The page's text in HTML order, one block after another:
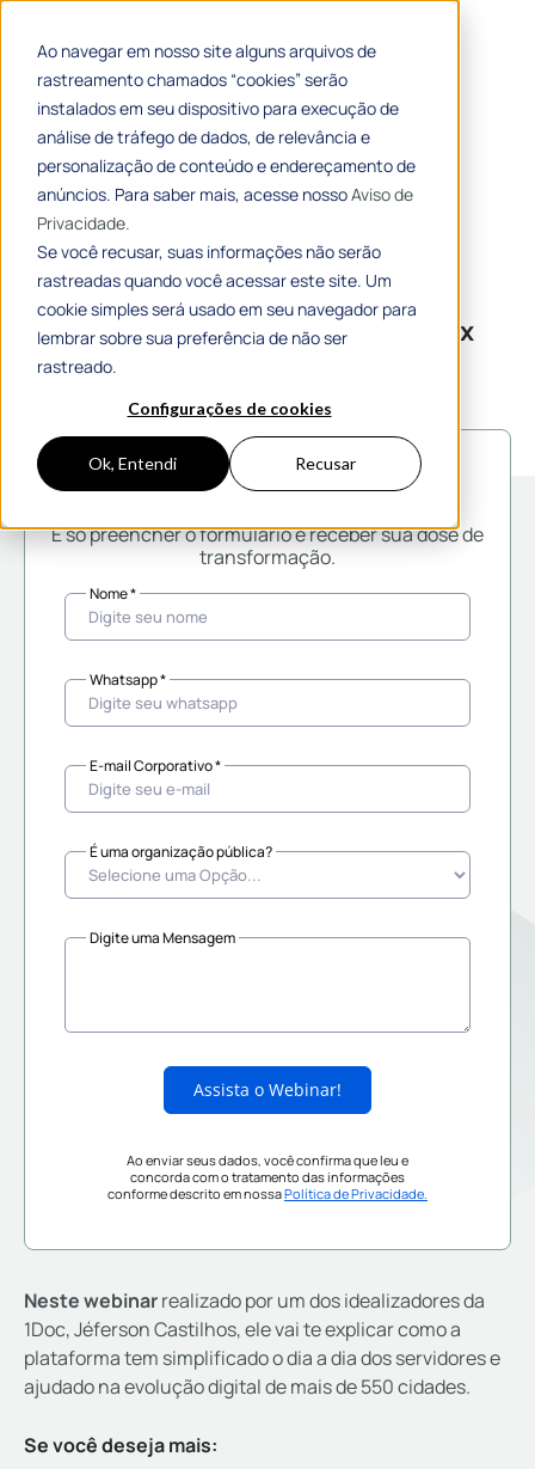
Ao navegar em nosso site alguns arquivos de
rastreamento chamados “cookies” serão
instalados em seu dispositivo para execução de
análise de tráfego de dados, de relevância e
personalização de conteúdo e endereçamento de
anúncios. Para saber mais, acesse nossoAviso de
Privacidade.
Se você recusar, suas informações não serão
rastreadas quando você acessar este site. Um
cookie simples será usado em seu navegador para
lembrar sobre sua preferência de não ser
rastreado.
Configurações de cookies
Ok, Entendi Recusar
# WEBINAR
Descubra como uma plataforma
digital pode resolver processos 10x
mais rápidos
É só preencher o formulário e receber sua dose de
transformação.
Nome *
Whatsapp *
E-mail Corporativo *
É uma organização pública?
Digite uma Mensagem
Assista o Webinar!
Ao enviar seus dados, você confirma que leu e
concorda com o tratamento das informações
conforme descrito em nossaPolítica de Privacidade.
Neste webinarrealizado por um dos idealizadores da
1Doc, Jéferson Castilhos, ele vai te explicar como a
plataforma tem simplificado o dia a dia dos servidores e
ajudado na evolução digital de mais de 550 cidades.
Se você deseja mais: